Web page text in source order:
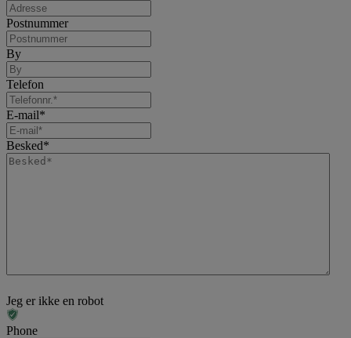
Postnummer
By
Telefon
E-mail*
Besked*
Jeg er ikke en robot
Phone